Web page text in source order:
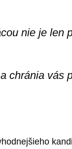
nie je len
chránia vás